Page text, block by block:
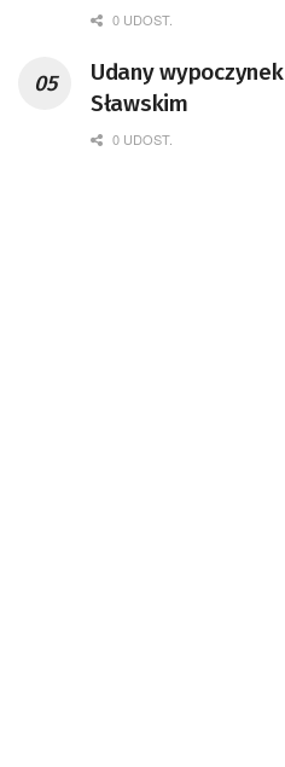
0 UDOST.
Udany
Sławskim
0 UDOST.